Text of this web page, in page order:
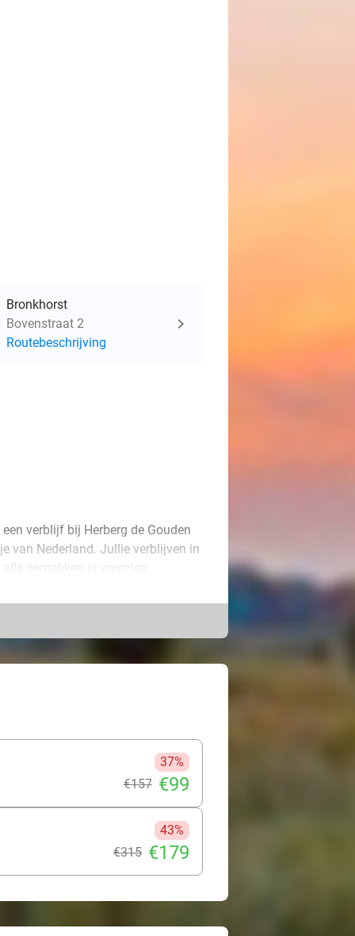
Bronkhorst
Bovenstraat 2
Routebeschrijving
verblijf bij Herberg de Gouden
van Nederland. Jullie verblijven in
gemakken is voorzien.
Bronkhorst is dé uitvalsbasis
diverse wandel- en fietsroutes.
en maak een mooie tocht
sfeervolle dorpjes, kastelen,
37%
€157 €99
43%
€315 €179